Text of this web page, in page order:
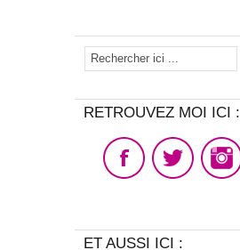
RETROUVEZ MOI ICI :
ET AUSSI ICI :